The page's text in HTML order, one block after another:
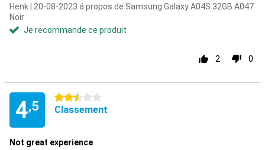
Henk | 20-08-2023 á propos de Samsung Galaxy A04S 32GB A047
Noir
Je recommande ce produit
2 0
4,5
2.5 étoiles
Classement
Not great experience